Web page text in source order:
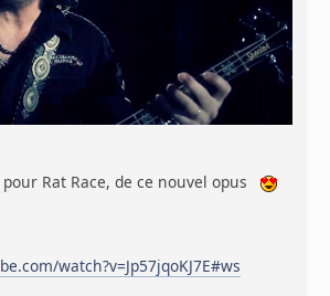
pour Rat Race, de ce nouvel opus
watch?v=Jp57jqoKJ7E#ws